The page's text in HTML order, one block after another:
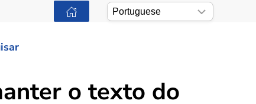
o texto do